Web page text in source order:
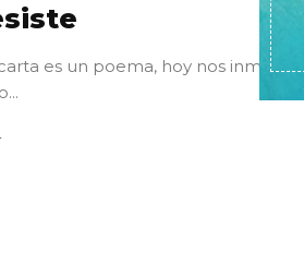
es un poema, hoy nos